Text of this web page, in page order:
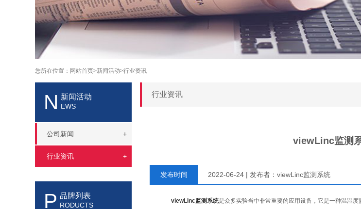
您所在位置： 网站首页>新闻活动>行业资讯
N 新闻活动
EWS
公司新闻 +
行业资讯 +
P 品牌列表
RODUCTS
行业资讯
viewLinc监测
发布时间 2022-06-24 | 发布者：viewLinc监测系统
viewLinc监测系统是众多实验当中非常重要的应用设备，它是一种温湿